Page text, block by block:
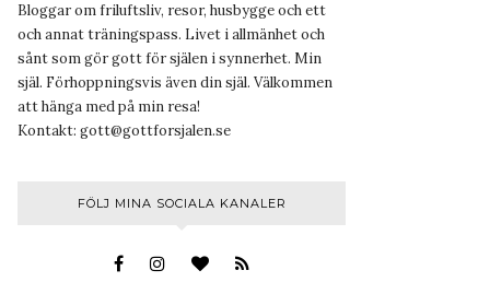
Bloggar om friluftsliv, resor, husbygge och ett
och annat träningspass. Livet i allmänhet och
sånt som gör gott för själen i synnerhet. Min
själ. Förhoppningsvis även din själ. Välkommen
att hänga med på min resa!
Kontakt: gott@gottforsjalen.se
FÖLJ MINA SOCIALA KANALER